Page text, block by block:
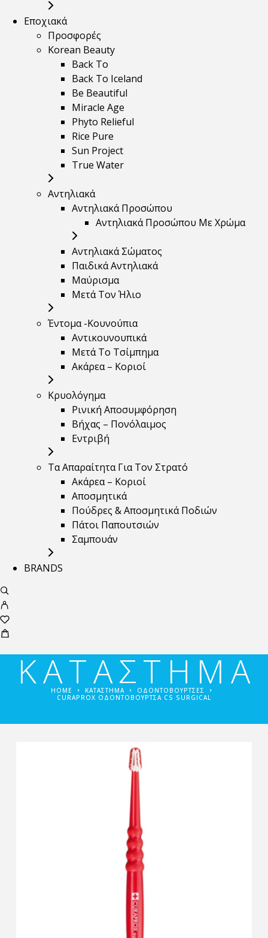
Εποχιακά
Προσφορές
Korean Beauty
Back To
Back To Iceland
Be Beautiful
Miracle Age
Phyto Relieful
Rice Pure
Sun Project
True Water
Αντηλιακά
Αντηλιακά Προσώπου
Αντηλιακά Προσώπου Με Χρώμα
Αντηλιακά Σώματος
Παιδικά Αντηλιακά
Μαύρισμα
Mετά Τον Ήλιο
Έντομα -Κουνούπια
Αντικουνουπικά
Μετά Το Τσίμπημα
Ακάρεα – Κοριοί
Κρυολόγημα
Ρινική Αποσυμφόρηση
Βήχας – Πονόλαιμος
Εντριβή
Τα Απαραίτητα Για Τον Στρατό
Ακάρεα – Κοριοί
Αποσμητικά
Πούδρες & Αποσμητικά Ποδιών
Πάτοι Παπουτσιών
Σαμπουάν
BRANDS
ΚΑΤΑΣΤΗΜΑ
HOME ΚΑΤΑΣΤΗΜΑ
ΟΔΟΝΤΌΒΟΥΡΤΣΕΣ
CURAPROX ΟΔΟΝΤΟΒΟΥΡΤΣΑ CS SURGICAL